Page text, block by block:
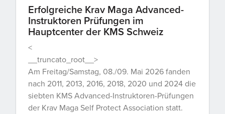
Erfolgreiche Krav Maga Advanced-
Instruktoren Prüfungen im
Hauptcenter der KMS Schweiz
<
__truncato_root__>
Am Freitag/Samstag, 08./09. Mai 2026 fanden
nach 2011, 2013, 2016, 2018, 2020 und 2024 die
siebten KMS Advanced-Instruktoren-Prüfungen
der Krav Maga Self Protect Association statt.